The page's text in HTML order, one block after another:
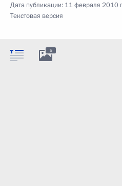
Дата публикации: 11 февраля 2010
Текстовая версия
5